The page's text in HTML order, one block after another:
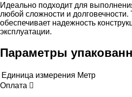
Идеально подходит для
любой сложности и долговечности.
обеспечивает надежность
эксплуатации.
Параметры
Единица измерения Метр
Оплата